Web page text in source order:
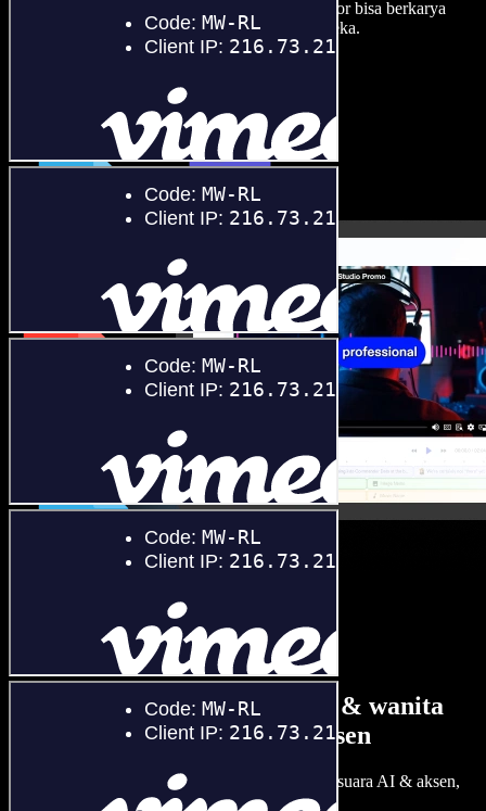
Tanpa kurva belajar, semua dari browser—kreator bisa berkarya
sebebas mungkin dan wujudkan ide kreatif mereka.
Banyak pilihan suara pria & wanita
dengan berbagai aksen
Setiap proyek bisa terdengar beda. Pilih ratusan suara AI & aksen,
lalu sesuaikan sesuka Anda.